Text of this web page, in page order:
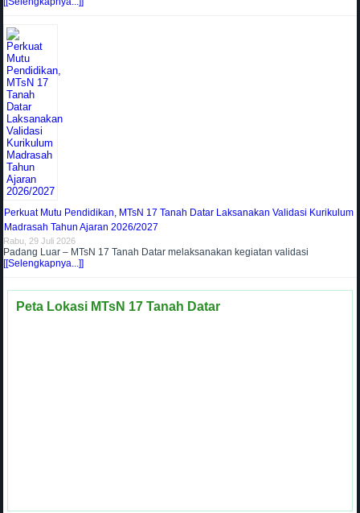
Perkuat Mutu Pendidikan, MTsN 17 Tanah Datar Laksanakan Validasi Kurikulum
Madrasah Tahun Ajaran 2026/2027
Rabu, 29 Juli 2026
Padang Luar – MTsN 17 Tanah Datar melaksanakan kegiatan validasi
[[Selengkapnya...]]
Peta Lokasi MTsN 17 Tanah Datar